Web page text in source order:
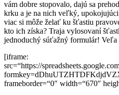
vám dobre stopovalo, dajú sa
krku a je na nich veľký, upokojujúci
viac si môže želať ku šťastiu
kto ich získa? Traja vylosovaní
jednoduchý súťažný formulár! Veľa
[iframe:
src=“https://
frameborder=“0″ width=“670″